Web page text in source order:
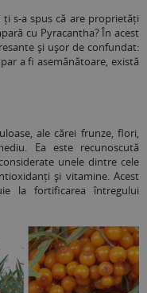
s-a spus că are proprietăți
cu Pyracantha? În acest
și ușor de confundat:
a fi asemănătoare, există
ale cărei frunze, flori,
Ea este recunoscută
unele dintre cele
și vitamine. Acest
la fortificarea întregului